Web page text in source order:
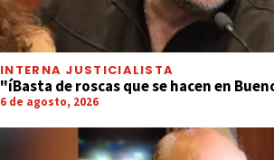
INTERNA JUSTICIALISTA
"íBasta de roscas que se hacen en
6 de agosto, 2026